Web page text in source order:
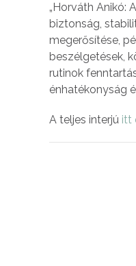
„Horváth Anikó:
biztonság,
megerősítése,
beszélgetések,
rutinok
énhatékonyság
A teljes interjú itt